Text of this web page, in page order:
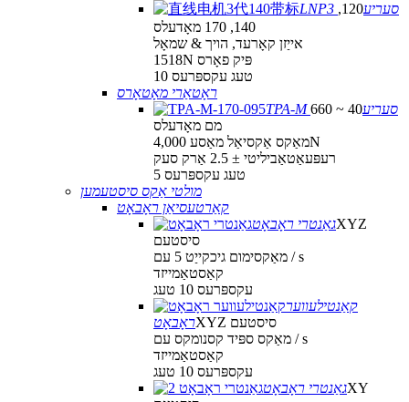
LNP3 סעריע
120,
140, 170 מאָדעלס
אייַזן קאָרעד, הויך & שמאָל
1518N פּיק פאָרס
10 טעג עקספּרעס
ראָטאַרי מאָטאָרס
TPA-M סעריע
40 ~ 660
מם מאָדעלס
מאַקס אַקסיאַל מאַסע 4,000N
רעפּעאַטאַביליטי ± 2.5 אַרק סעק
5 טעג עקספּרעס
מולטי אַקס סיסטעמען
קאַרטעסיאַן ראָבאָט
גאַנטרי ראָבאָטXYZ
סיסטעם
מאַקסימום גיכקייַט 5 עם / s
קאַסטאַמייזד
עקספּרעס 10 טעג
קאַנטילעווער
ראָבאָט
XYZ סיסטעם
מאַקס ספּיד קסנומקס עם / s
קאַסטאַמייזד
עקספּרעס 10 טעג
גאַנטרי ראָבאָטXY